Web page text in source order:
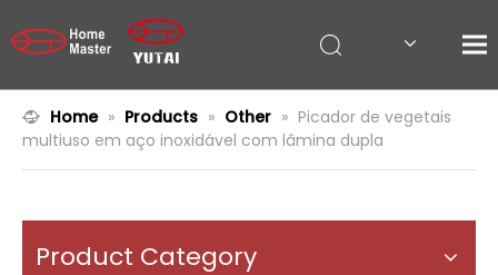
Home » Products » Other » Picador de vegetais
multiuso em aço inoxidável com lâmina dupla
Product Category